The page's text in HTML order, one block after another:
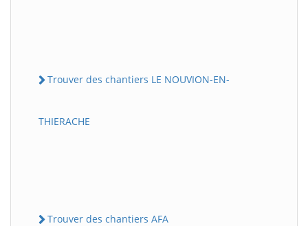
Trouver des chantiers LE NOUVION-EN-
THIERACHE
Trouver des chantiers AFA